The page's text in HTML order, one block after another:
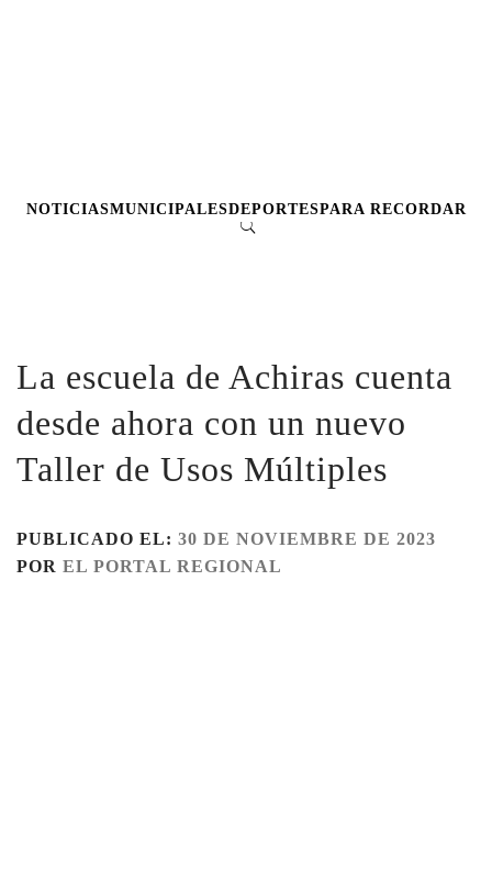
NOTICIASMUNICIPALESDEPORTESPARA RECORDAR
La escuela de Achiras cuenta
desde ahora con un nuevo
Taller de Usos Múltiples
PUBLICADO EL: 30 DE NOVIEMBRE DE 2023
POR EL PORTAL REGIONAL